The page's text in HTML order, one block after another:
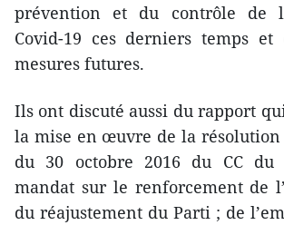
prévention et du contrôle de
Covid-19 ces derniers temps et
mesures futures.
Ils ont discuté aussi du rapport
la mise en œuvre de la résolution
du 30 octobre 2016 du CC du
mandat sur le renforcement de
du réajustement du Parti ; de